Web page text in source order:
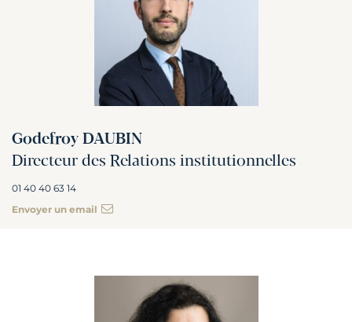
Godefroy DAUBIN
Directeur des Relations institutionnelles
01 40 40 63 14
Envoyer un email